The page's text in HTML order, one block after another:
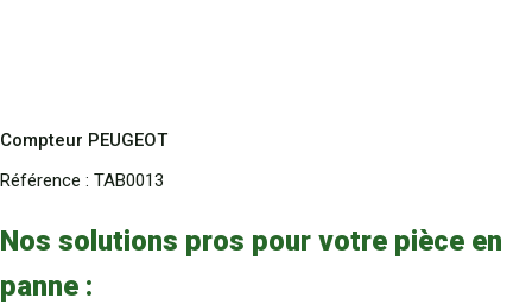
Compteur PEUGEOT
Référence : TAB0013
Nos solutions pros pour votre pièce en
panne :